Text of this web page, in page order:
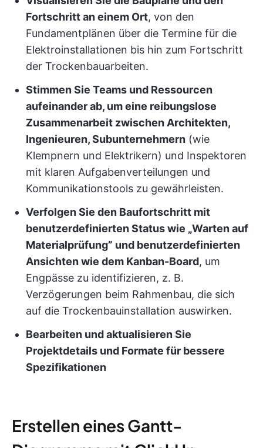
Fortschritt an einem Ort, von den
Fundamentplänen über die Termine für die
Elektroinstallationen bis hin zum Fortschritt
der Trockenbauarbeiten.
Stimmen Sie Teams und Ressourcen
aufeinander ab, um eine reibungslose
Zusammenarbeit zwischen Architekten,
Ingenieuren, Subunternehmern (wie
Klempnern und Elektrikern) und Inspektoren
mit klaren Aufgabenverteilungen und
Kommunikationstools zu gewährleisten.
Verfolgen Sie den Baufortschritt mit
benutzerdefinierten Status wie „Warten auf
Materialprüfung” und benutzerdefinierten
Ansichten wie dem Kanban-Board, um
Engpässe zu identifizieren, z. B.
Verzögerungen beim Rahmenbau, die sich
auf die Trockenbauinstallation auswirken.
Bearbeiten und aktualisieren Sie
Projektdetails und Formate für bessere
Spezifikationen
Erstellen eines Gantt-